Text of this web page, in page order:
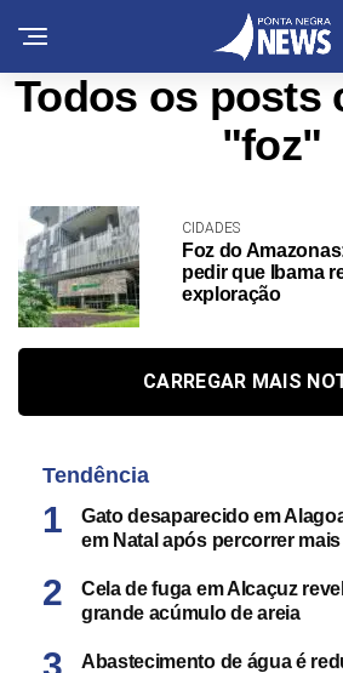
Todos os posts
"foz"
CIDADES
Foz do
pedir que Ibama
exploração
CARREGAR MAIS
Tendência
Gato desaparecido em
em Natal após percorrer
Cela de fuga em Alcaçuz
grande acúmulo de areia
Abastecimento de água é